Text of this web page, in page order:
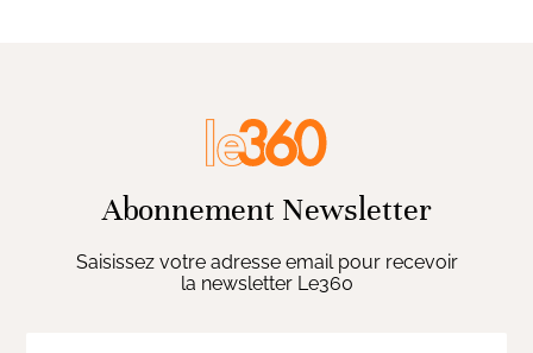
Abonnement Newsletter
Saisissez votre adresse email pour recevoir
la newsletter Le360